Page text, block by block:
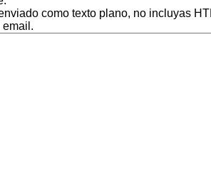
como texto plano, no incluyas
email.